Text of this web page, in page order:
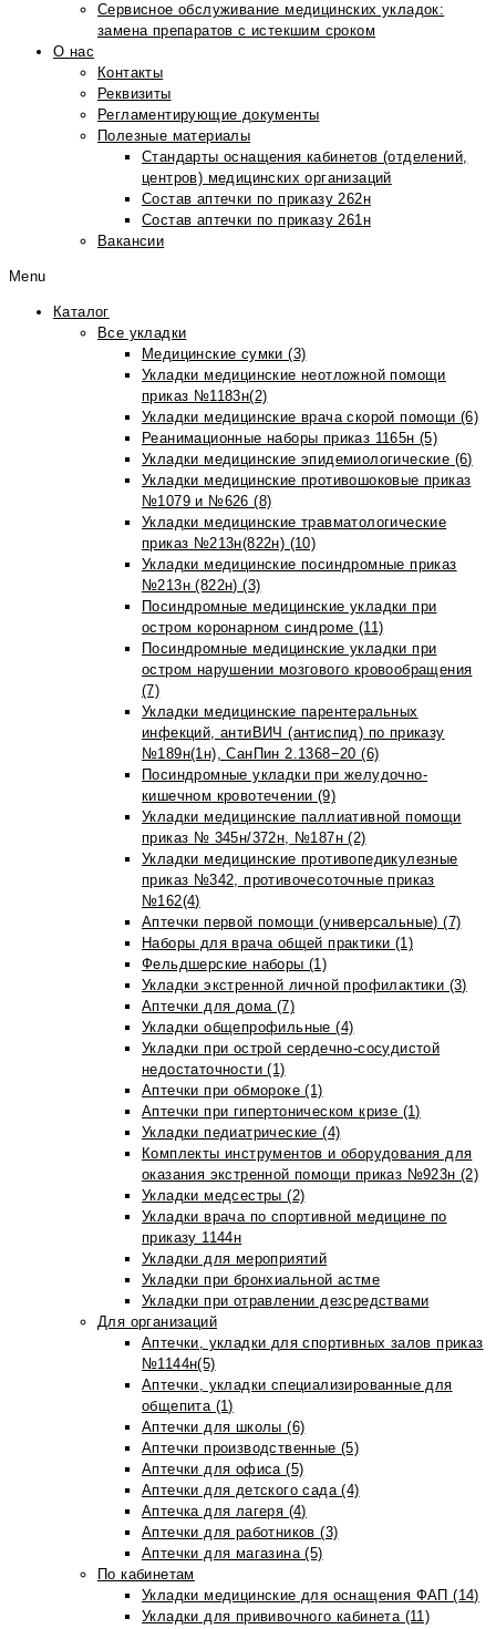
Сервисное обслуживание медицинских укладок:
замена препаратов с истекшим сроком
О нас
Контакты
Реквизиты
Регламентирующие документы
Полезные материалы
Стандарты оснащения кабинетов (отделений,
центров) медицинских организаций
Состав аптечки по приказу 262н
Состав аптечки по приказу 261н
Вакансии
Menu
Каталог
Все укладки
Медицинские сумки (3)
Укладки медицинские неотложной помощи
приказ №1183н(2)
Укладки медицинские врача скорой помощи (6)
Реанимационные наборы приказ 1165н (5)
Укладки медицинские эпидемиологические (6)
Укладки медицинские противошоковые приказ
№1079 и №626 (8)
Укладки медицинские травматологические
приказ №213н(822н) (10)
Укладки медицинские посиндромные приказ
№213н (822н) (3)
Посиндромные медицинские укладки при
остром коронарном синдроме (11)
Посиндромные медицинские укладки при
остром нарушении мозгового кровообращения
(7)
Укладки медицинские парентеральных
инфекций, антиВИЧ (антиспид) по приказу
№189н(1н), СанПин 2.1368−20 (6)
Посиндромные укладки при желудочно-
кишечном кровотечении (9)
Укладки медицинские паллиативной помощи
приказ № 345н/372н, №187н (2)
Укладки медицинские противопедикулезные
приказ №342, противочесоточные приказ
№162(4)
Аптечки первой помощи (универсальные) (7)
Наборы для врача общей практики (1)
Фельдшерские наборы (1)
Укладки экстренной личной профилактики (3)
Аптечки для дома (7)
Укладки общепрофильные (4)
Укладки при острой сердечно-сосудистой
недостаточности (1)
Аптечки при обмороке (1)
Аптечки при гипертоническом кризе (1)
Укладки педиатрические (4)
Комплекты инструментов и оборудования для
оказания экстренной помощи приказ №923н (2)
Укладки медсестры (2)
Укладки врача по спортивной медицине по
приказу 1144н
Укладки для мероприятий
Укладки при бронхиальной астме
Укладки при отравлении дезсредствами
Для организаций
Аптечки, укладки для спортивных залов приказ
№1144н(5)
Аптечки, укладки специализированные для
общепита (1)
Аптечки для школы (6)
Аптечки производственные (5)
Аптечки для офиса (5)
Аптечки для детского сада (4)
Аптечка для лагеря (4)
Аптечки для работников (3)
Аптечки для магазина (5)
По кабинетам
Укладки медицинские для оснащения ФАП (14)
Укладки для прививочного кабинета (11)